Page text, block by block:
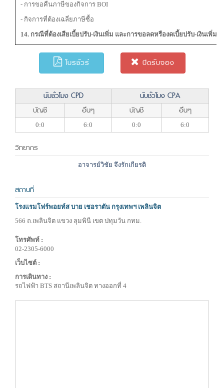
- การขอคืนภาษีของกิจการ BOI
- กิจการที่ต้องเฉลี่ยภาษีซื้อ
14. กรณีที่ต้องเสียเบี้ยปรับ-เงินเพิ่ม และการขอลดหรืองดเบี้ยปรับ-เงินเพิ่ม
โบรชัวร์ ปิดรับจอง
นับชั่วโมง CPD
นับชั่วโมง CPA
บัญชี
อื่นๆ บัญชี อื่นๆ
0:0 6:0 0:0 6:0
วิทยากร
อาจารย์วิชัย จึงรักเกียรติ
สถานที่
โรงแรมโฟร์พอยท์ส บาย เชอราตัน กรุงเทพฯ เพลินจิต
566 ถ.เพลินจิต แขวง ลุมพินี เขต ปทุมวัน กทม.
โทรศัพท์ :
02-2305-6000
เว็บไซต์ :
การเดินทาง :
รถไฟฟ้า BTS สถานีเพลินจิต ทางออกที่ 4